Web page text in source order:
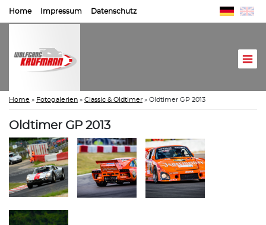
Home Impressum Datenschutz
Home » Fotogalerien » Classic & Oldtimer » Oldtimer GP 2013
Oldtimer GP 2013